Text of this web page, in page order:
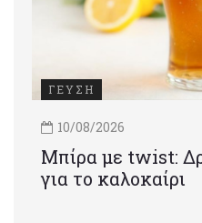
ΓΕΥΣΗ
10/08/2026
Μπίρα με twist:
για το καλοκαίρι